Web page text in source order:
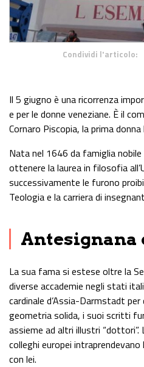
Condividi l'articolo:
Il 5 giugno è una ricorrenza
e per le donne veneziane. È il
Cornaro Piscopia, la prima
Nata nel 1646 da famiglia
ottenere la laurea in filosofia
successivamente le furono
Teologia e la carriera di
Antesignana
La sua fama si estese oltre la
diverse accademie negli stati
cardinale d’Assia-Darmstadt
geometria solida, i suoi scritti
assieme ad altri illustri “dottori”.
colleghi europei
con lei.